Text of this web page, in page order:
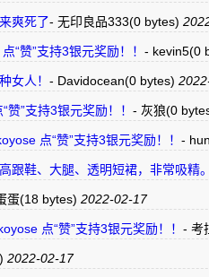
爽死了- 无印良品333(0 bytes)
“赞”支持3银元奖励！！ - kevin5(0
女人！ - Davidocean(0 bytes)
”支持3银元奖励！！ - 灰狼(0
点“赞”支持3银元奖励！！ -
跟鞋、大腿、透明短裙，非常吸精。
蛋(18 bytes) 2022-02-17
点“赞”支持3银元奖励！！ - 考
2022-02-17